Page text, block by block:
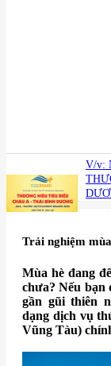
V/v:
Trải nghiệm
Mùa hè đang
chưa? Nếu bạn
gần gũi thiên
dạng dịch vụ
Vũng Tàu)